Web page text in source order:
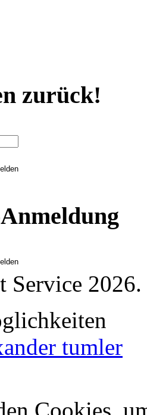
zurück!
2026.
tumler
Cookies,